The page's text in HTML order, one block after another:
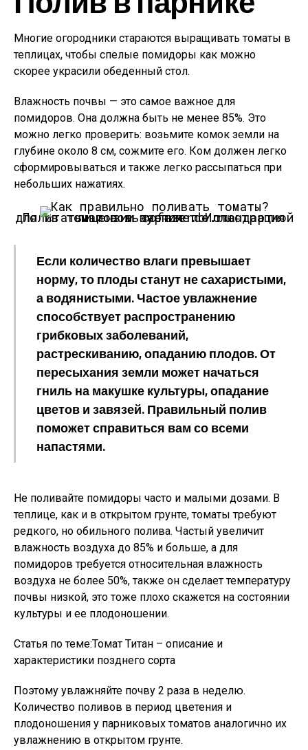
Многие огородники стараются выращивать томаты в
теплицах, чтобы спелые помидоры как можно
скорее украсили обеденный стол.
Влажность почвы — это самое важное для
помидоров. Она должна быть не менее 85%. Это
можно легко проверить: возьмите комок земли на
глубине около 8 см, сожмите его. Ком должен легко
сформировываться и также легко рассыпаться при
небольших нажатиях.
Полив томатов в парнике.
Иллюстрация для статьи используется по стандартной лицензии ©ofazende.ru
Если количество влаги превышает
норму, то плоды станут не сахаристыми,
а водянистыми. Частое увлажнение
способствует распространению
грибковых заболеваний,
растрескиванию, опаданию плодов. От
пересыхания земли может начаться
гниль на макушке культуры, опадание
цветов и завязей. Правильный полив
поможет справиться вам со всеми
напастями.
Не поливайте помидоры часто и малыми дозами. В
теплице, как и в открытом грунте, томаты требуют
редкого, но обильного полива. Частый увеличит
влажность воздуха до 85% и больше, а для
помидоров требуется относительная влажность
воздуха не более 50%, также он сделает температуру
почвы низкой, это тоже плохо скажется на состоянии
культуры и ее плодоношении.
Статья по теме:Томат Титан – описание и
характеристики позднего сорта
Поэтому увлажняйте почву 2 раза в неделю.
Количество поливов в период цветения и
плодоношения у парниковых томатов аналогично их
увлажнению в открытом грунте.